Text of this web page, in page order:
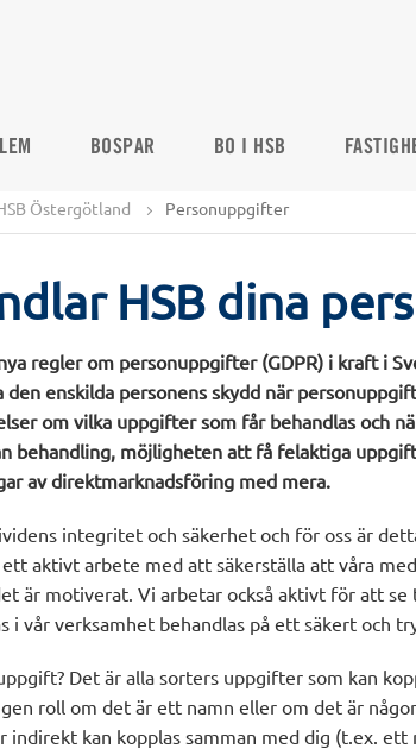
BOSPAR BO I HSB
Östergötland Personuppgifter
HSB dina
regler om personuppgifter (GDPR) i kraft i
enskilda personens skydd när
om vilka uppgifter som får behandlas och
behandling, möjligheten att få felaktiga
av direktmarknadsföring med mera.
integritet och säkerhet och för oss är
aktivt arbete med att säkerställa att våra
är motiverat. Vi arbetar också aktivt för att
i vår verksamhet behandlas på ett säkert och
Det är alla sorters uppgifter som kan
roll om det är ett namn eller om det är
kan kopplas samman med dig (t.ex. ett